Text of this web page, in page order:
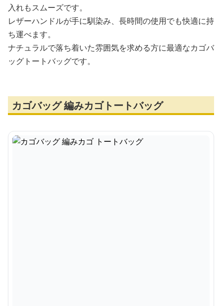
入れもスムーズです。
レザーハンドルが手に馴染み、長時間の使用でも快適に持
ち運べます。
ナチュラルで落ち着いた雰囲気を求める方に最適なカゴバ
ッグトートバッグです。
カゴバッグ 編みカゴトートバッグ